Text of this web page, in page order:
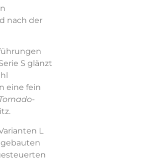
nach der
S glänzt
eine fein
L